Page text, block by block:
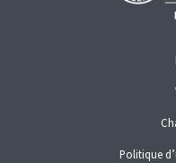
Politique